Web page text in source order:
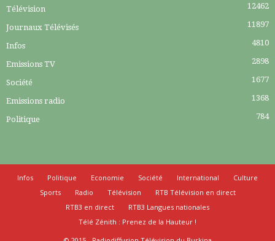
Télévision 12462
Journaux Télévisés 11897
Infos 4810
Emissions TV 2898
Société 1677
Emissions radio 1368
Politique 784
Infos Politique Economie Société International
Culture
Sports
Radio Télévision
RTB Télévision en direct
RTB3 en direct
RTB3 Langues nationales
Télé Zénith : Prenez de la Hauteur !